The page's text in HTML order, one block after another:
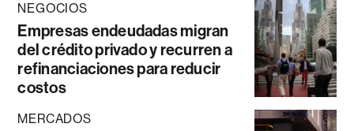
NEGOCIOS
Empresas endeudadas migran
del crédito privado y recurren a
refinanciaciones para reducir
costos
MERCADOS